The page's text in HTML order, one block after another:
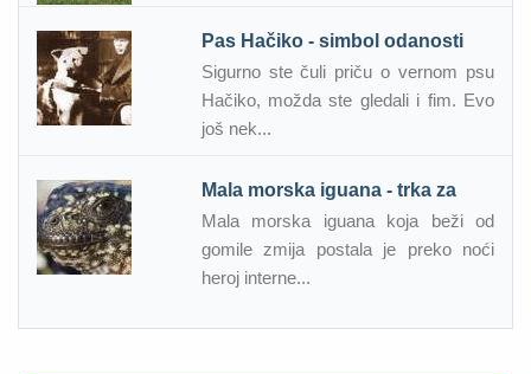
Pas Hačiko - simbol odanosti
Sigurno ste čuli priču o vernom psu
Hačiko, možda ste gledali i fim. Evo
još nek...
Mala morska iguana - trka za
Mala morska iguana koja beži od
gomile zmija postala je preko noći
heroj interne...